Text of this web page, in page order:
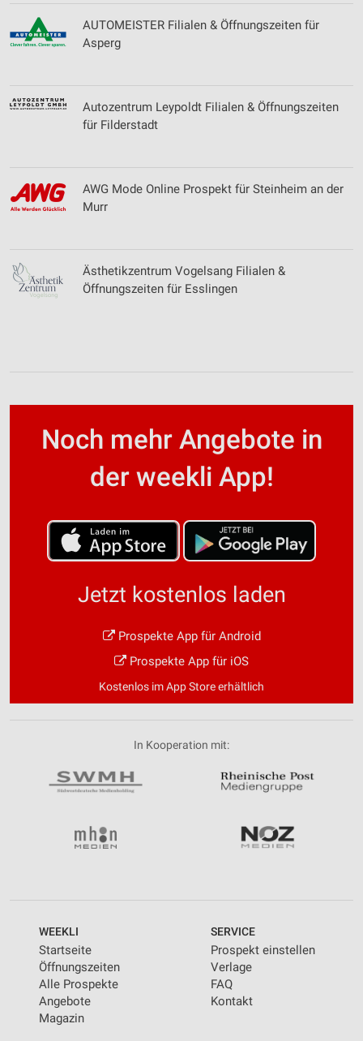
AUTOMEISTER Filialen & Öffnungszeiten für
Asperg
Autozentrum Leypoldt Filialen & Öffnungszeiten
für Filderstadt
AWG Mode Online Prospekt für Steinheim an der
Murr
Ästhetikzentrum Vogelsang Filialen &
Öffnungszeiten für Esslingen
Noch mehr Angebote in
der weekli App!
Jetzt kostenlos laden
Prospekte App für Android
Prospekte App für iOS
Kostenlos im App Store erhältlich
In Kooperation mit:
WEEKLI
Startseite
Öffnungszeiten
Alle Prospekte
Angebote
Magazin
SERVICE
Prospekt einstellen
Verlage
FAQ
Kontakt
Werbung